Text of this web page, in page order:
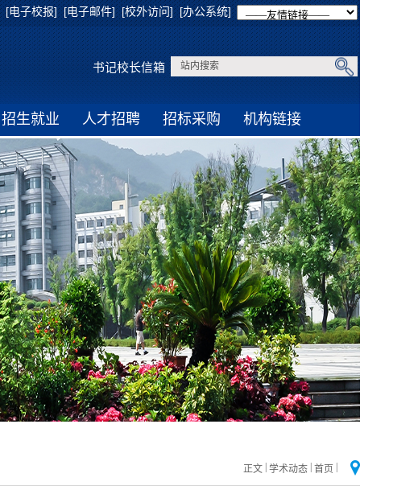
[电子校报] [电子邮件] [校外访问] [办公系统]
书记校长信箱
招生就业 人才招聘 招标采购 机构链接
首页
学术动态
正文